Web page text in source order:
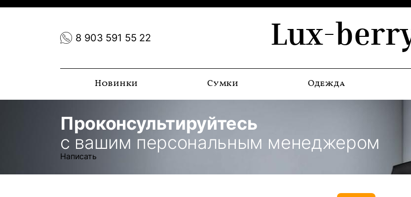
8 903 591 55 22 Lux-
Новинки Сумки Одежда
Проконсультируйтесь
с вашим персональным менеджером
Написать